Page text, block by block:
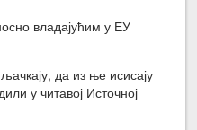
владајућим у ЕУ
да из ње исисају
у читавој Источној